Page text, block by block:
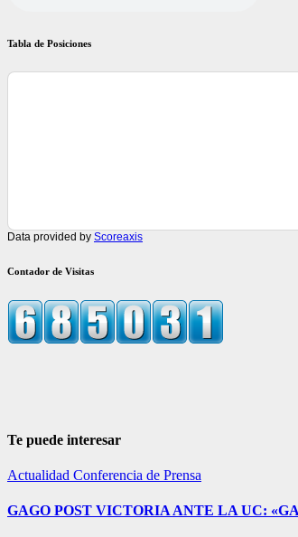
Tabla de Posiciones
Data provided by Scoreaxis
Contador de Visitas
Te puede interesar
Actualidad Conferencia de Prensa
GAGO POST VICTORIA ANTE LA UC: